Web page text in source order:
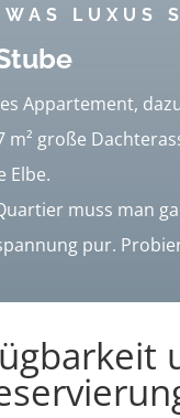
LUXUS
Appartement,
m² große
Elbe.
muss man
pur.